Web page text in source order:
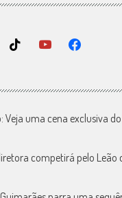
Veja uma cena exclusiva
competirá pelo Leão